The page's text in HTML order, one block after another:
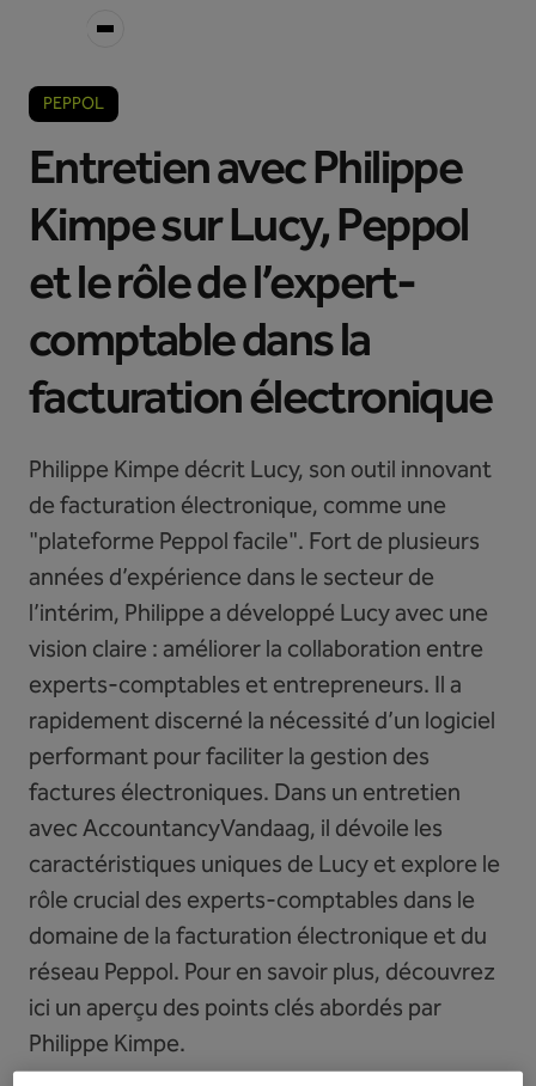
PEPPOL
Entretien avec Philippe
Kimpe sur Lucy, Peppol
et le rôle de l’expert-
comptable dans la
facturation électronique
Philippe Kimpe décrit Lucy, son outil innovant
de facturation électronique, comme une
"plateforme Peppol facile". Fort de plusieurs
années d’expérience dans le secteur de
l’intérim, Philippe a développé Lucy avec une
vision claire : améliorer la collaboration entre
experts-comptables et entrepreneurs. Il a
rapidement discerné la nécessité d’un logiciel
performant pour faciliter la gestion des
factures électroniques. Dans un entretien
avec AccountancyVandaag, il dévoile les
caractéristiques uniques de Lucy et explore le
rôle crucial des experts-comptables dans le
domaine de la facturation électronique et du
réseau Peppol. Pour en savoir plus, découvrez
ici un aperçu des points clés abordés par
Philippe Kimpe.